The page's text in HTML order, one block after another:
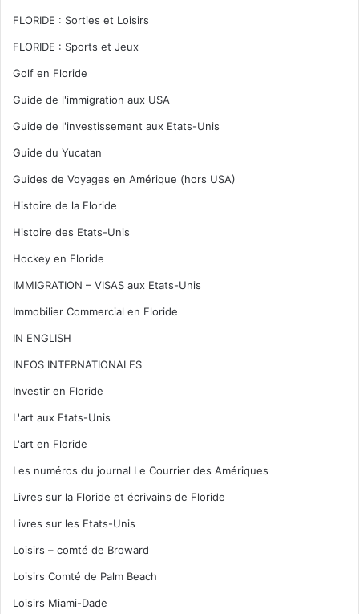
FLORIDE : Sorties et Loisirs
FLORIDE : Sports et Jeux
Golf en Floride
Guide de l'immigration aux USA
Guide de l'investissement aux Etats-Unis
Guide du Yucatan
Guides de Voyages en Amérique (hors USA)
Histoire de la Floride
Histoire des Etats-Unis
Hockey en Floride
IMMIGRATION – VISAS aux Etats-Unis
Immobilier Commercial en Floride
IN ENGLISH
INFOS INTERNATIONALES
Investir en Floride
L'art aux Etats-Unis
L'art en Floride
Les numéros du journal Le Courrier des Amériques
Livres sur la Floride et écrivains de Floride
Livres sur les Etats-Unis
Loisirs – comté de Broward
Loisirs Comté de Palm Beach
Loisirs Miami-Dade